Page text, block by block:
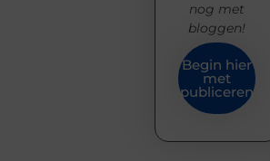
nog met
bloggen!
Begin hier
met
publiceren